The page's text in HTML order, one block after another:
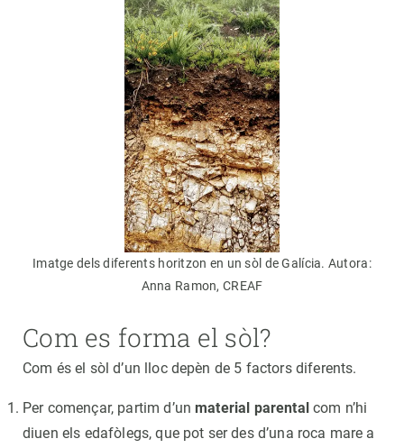
Imatge dels diferents horitzon en un sòl de Galícia. Autora:
Anna Ramon, CREAF
Com es forma el sòl?
Com és el sòl d’un lloc depèn de 5 factors diferents.
Per començar, partim d’un material parentalcom n’hi
diuen els edafòlegs, que pot ser des d’una roca mare a